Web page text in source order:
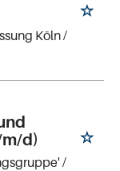
Köln /
d)
/